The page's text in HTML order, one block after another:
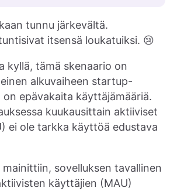
tunnu järkevältä.
itsensä loukatuiksi. 😢
kyllä, tämä skenaario on
alkuvaiheen startup-
epävakaita käyttäjämääriä.
kuukausittain aktiiviset
ei ole tarkka käyttöä edustava
mainittiin, sovelluksen tavallinen
käyttäjien (MAU)